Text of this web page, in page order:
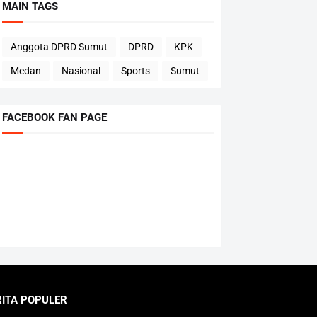
MAIN TAGS
Anggota DPRD Sumut DPRD KPK
Medan Nasional Sports Sumut
FACEBOOK FAN PAGE
POPULER